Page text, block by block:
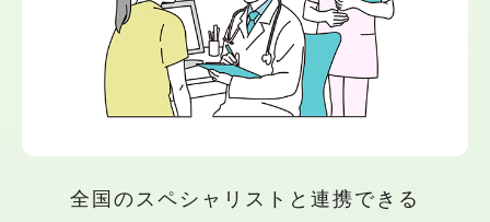
全国のスペシャリストと連携できる